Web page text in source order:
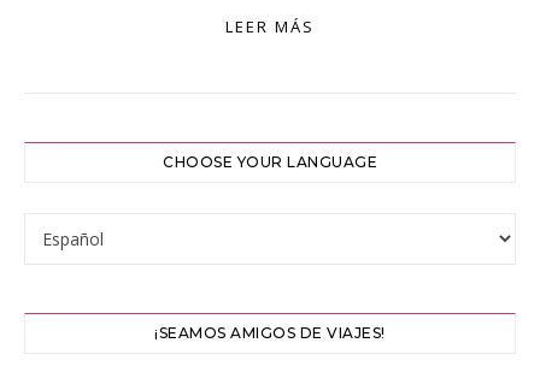
LEER MÁS
CHOOSE YOUR LANGUAGE
¡SEAMOS AMIGOS DE VIAJES!